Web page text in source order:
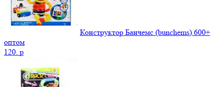
Конструктор Банчемс (bunchems) 600+
оптом
120. p